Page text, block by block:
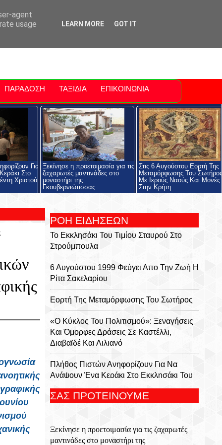
Polis
ΠΑΡΑΔΟΣΗ ΤΑΞΙΔΙΑ ΕΠΙΚΟΙΝΩΝΙΑ
Για
Στο
Χριστού
Ξεκίνησε η προετοιμασία για τις
ζαχαρωτές μαντινάδες στο
μοναστήρι της
Γκουβερνιώτισσας
Στις 6 Αυγούστου Εορτή Της
Μεταμόρφωσης Του Σωτήρος
Με Ιερούς Ναούς Και Μονές
Στην Κρήτη
ΡΟΗ ΕΙΔΗΣΕΩΝ
Το Εκκλησάκι Του Τιμίου Σταυρού Στο
Στρούμπουλα
6 Αυγούστου 1999 Φεύγει Απο Την Ζωή Η
Ρίτα Σακελαρίου
Eορτή Της Μεταμόρφωσης Του Σωτήρος
«Ο Κύκλος Του Πολιτισμού»: Ξεναγήσεις
Και Όμορφες Δράσεις Σε Καστέλλι,
Διαβαϊδέ Και Λιλιανό
Πλήθος Πιστών Ανηφορίζουν Για Να
Ανάψουν Ένα Κεράκι Στο Εκκλησάκι Του
Της Γκουβερνιώτισσας
ΣΑΣ ΠΡΟΤΕΙΝΟΥΜΕ
Ξεκίνησε η προετοιμασία για τις ζαχαρωτές
μαντινάδες στο μοναστήρι της
agent
usage
LEARN MORE GOT IT